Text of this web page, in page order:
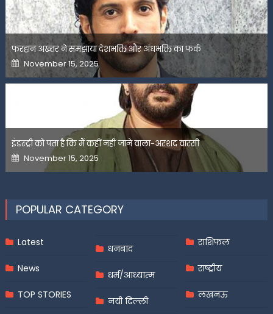
फरहान अख्तर ने समझाया देशभक्ति और अंधभक्ति का फर्क
Posted
on
November 15, 2025
इंडस्ट्री को पता है कि मैं कहीं नहीं जाने वाला-अरशद वारसी
Posted
on
November 15, 2025
POPULAR CATEGORY
Latest
News
TOP STORIES
धनबाद
धर्म/आध्यात्म
नयी दिल्ली
राशिफल
राष्ट्रीय
लखनऊ